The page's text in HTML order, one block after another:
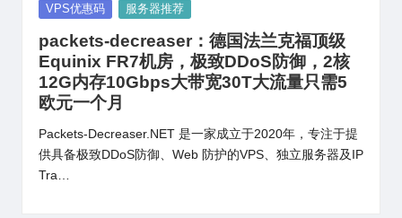
Posted
VPS优惠码 服务器推荐
packets-decreaser：德国法兰克福顶级
Equinix FR7机房，极致DDoS防御，2核
12G内存10Gbps大带宽30T大流量只需5
欧元一个月
Packets-Decreaser.NET 是一家成立于2020年，专注于提
供具备极致DDoS防御、Web 防护的VPS、独立服务器及IP
Tra…